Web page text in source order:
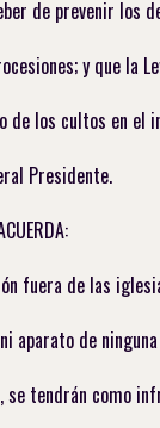
de prevenir los
y que la
de los cultos en el
Presidente.
fuera de las
aparato de
se tendrán como